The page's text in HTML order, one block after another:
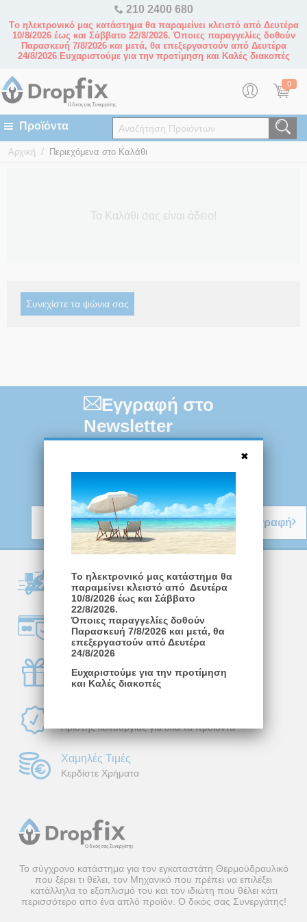
210 2400 680
Tο ηλεκτρονικό μας κατάστημα θα παραμείνει κλειστό από Δευτέρα
10/8/2026 έως και Σάββατο 22/8/2026. Όποιες παραγγελίες δοθούν
Παρασκευή 7/8/2026 και μετά, θα επεξεργαστούν από Δευτέρα
24/8/2026 Ευχαριστούμε για την προτίμηση και Καλές διακοπές
0
Αρχική / Περιεχόμενα στο Καλάθι
Το Καλάθι σας είναι άδειο!
Συνεχίστε τα ψώνια σας
Εγγραφή στο
Newsletter
Εγγραφή
Άμεση Παράδοση
Στα προϊόντα με απόθεμα
Ασφάλεια Συναλλαγών
Σε όλους τους διαθέσιμος τρόπους
Πλούσια Δώρα
Με κάθε σας αγορά
Άριστης λειτουργίας για όλα τα προϊόντα
Χαμηλές Τιμές
Κερδίστε Χρήματα
Το σύγχρονο κατάστημα για τον εγκαταστάτη Θερμοϋδραυλικό
που ξέρει τι θέλει, τον Μηχανικό που πρέπει να επιλέξει
κατάλληλα το εξοπλισμό του και τον ιδιώτη που θέλει κάτι
περισσότερο απο ένα απλό προϊόν. Ο δικός σας Συνεργάτης!
Το ηλεκτρονικό μας κατάστημα θα
παραμείνει κλειστό από Δευτέρα
10/8/2026 έως και Σάββατο
22/8/2026.
Όποιες παραγγελίες δοθούν
Παρασκευή 7/8/2026 και μετά, θα
επεξεργαστούν από Δευτέρα
24/8/2026
Ευχαριστούμε για την προτίμηση
και Καλές διακοπές